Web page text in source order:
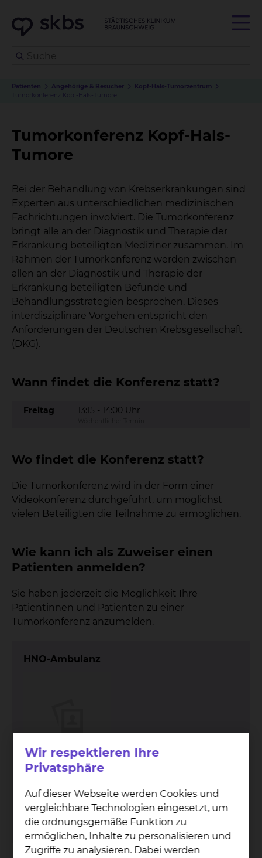
Patienten Angehörige & Besucher
Kopf-Hals-Tumorzentrum
Tumorkonferenz Kopf-Hals-Tumore
Tumorkonferenz Kopf-Hals-
Tumore
Bei der Behandlung von Krebserkrankungen sind
Experten aus unterschiedlichen medizinischen
Fachrichtungen involviert. Die Tumorkonferenz
bringt alle an der Diagnostik und Therapie der
Erkrankung beteiligten Mediziner zusammen. Im
Rahmen der Tumorkonferenz werden zwischen
allen an der Diagnostik und Therapie der
Erkrankung beteiligten Befunde und
Behandlungsstrategien besprochen. Dieses
interdisziplinäre Vorgehen entspricht den
Anforderungen der Deutschen Krebsgesellschaft
(DKG).
Wann findet die Konferenz statt?
Freitag 13:15 - 14:00 Uhr
Wo findet die Konferenz statt?
Die Tumorkonferenz wird in der Form einer
Videokonferenz durchgeführt, um möglichst
vielen Beteiligten die Teilnahme zu ermöglichen.
Wie kann ich als Zuweiser einen
Patienten anmelden?
Sie haben jederzeit die Möglichkeit Ihre
Patientinnen und Patienten zu einer
Tumorkonferenz anzumelden.
HNO-Ambulanz
Fichtengrund 1, 38126 Braunschweig
Tel.:+49 531 595 1050 Ambulanz
Fax: +49 531 595 2879
Per E-Mail kontaktieren
Wir respektieren Ihre
Privatsphäre
Auf dieser Webseite werden Cookies und
vergleichbare Technologien eingesetzt, um
die ordnungsgemäße Funktion zu
ermöglichen, Inhalte zu personalisieren und
Zugriffe zu analysieren. Dabei werden